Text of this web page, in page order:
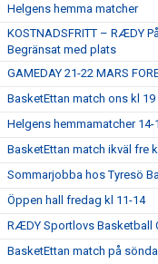
Helgens hemma matcher
KOSTNADSFRITT – RÆDY
Begränsat med plats
GAMEDAY 21-22 MARS
BasketEttan match ons kl 19
Helgens hemmamatcher 14-
BasketEttan match ikväl fre
Sommarjobba hos Tyresö
Öppen hall fredag kl 11-14
RÆDY Sportlovs Basketball
BasketEttan match på